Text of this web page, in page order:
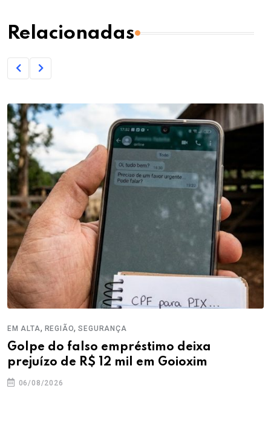
Relacionadas
EM ALTA, REGIÃO,SEGURANÇA
Golpe do falso empréstimo deixa
prejuízo de R$ 12 mil em Goioxim
06/08/2026